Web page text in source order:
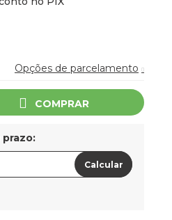
Opções de parcelamento
COMPRAR
Calcular